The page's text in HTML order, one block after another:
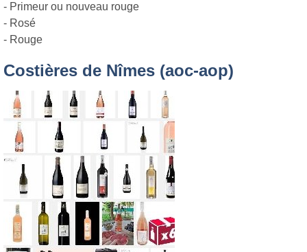
- Primeur ou nouveau rouge
- Rosé
- Rouge
Costières de Nîmes (aoc-aop)